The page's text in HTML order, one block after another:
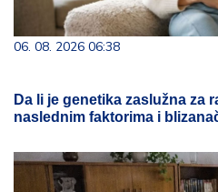
06. 08. 2026 06:38
Da li je genetika zaslužna za
naslednim faktorima i